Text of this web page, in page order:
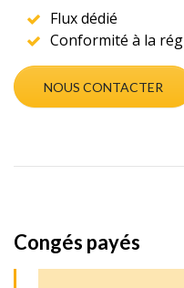
Flux dédié
Conformité à la
NOUS CONTACTER
Congés payés